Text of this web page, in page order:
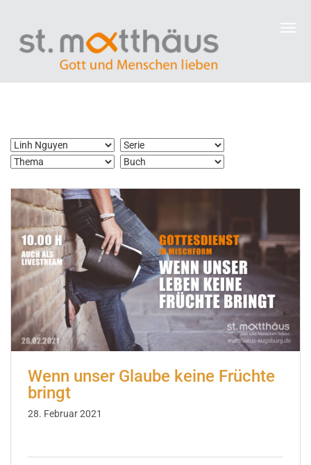
Wenn unser Glaube keine Früchte
bringt
28. Februar 2021